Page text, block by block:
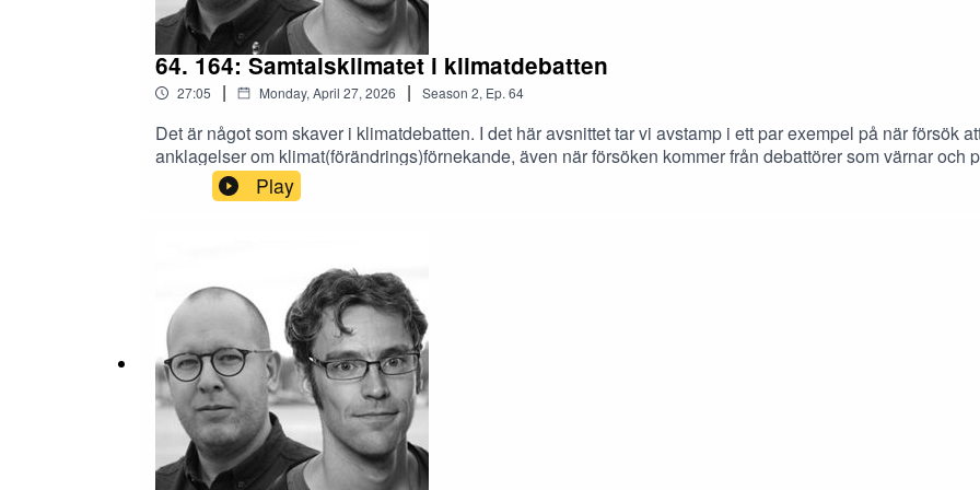
64. 164: Samtalsklimatet i klimatdebatten
27:05 | Monday, April 27, 2026 | Season 2, Ep. 64
Det är något som skaver i klimatdebatten. I det här avsnittet tar vi avstamp i ett par exempel på när försök
anklagelser om klimat(förändrings)förnekande, även när försöken kommer från debattörer som värnar och
mål, kapitalismkritik och identitetsskapande tycks förhindra nyansering i
höger med Ivar Arpi)347: Klimathotet ot kapitalismkritiken (Stormens utveckling)BBC More is less: RCP
Play